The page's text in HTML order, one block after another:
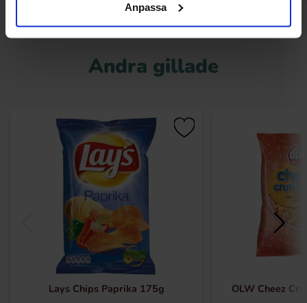
Anpassa
Andra gillade
Lays Chips Paprika 175g OLW Cheez